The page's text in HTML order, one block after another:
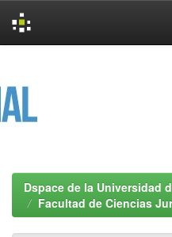
Dspace de la Universidad
Facultad de Ciencias